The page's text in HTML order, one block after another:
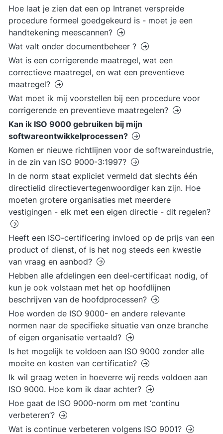
Hoe laat je zien dat een op Intranet verspreide
procedure formeel goedgekeurd is - moet je een
handtekening meescannen?
Wat valt onder documentbeheer ?
Wat is een corrigerende maatregel, wat een
correctieve maatregel, en wat een preventieve
maatregel?
Wat moet ik mij voorstellen bij een procedure voor
corrigerende en preventieve maatregelen?
Kan ik ISO 9000 gebruiken bij mijn
softwareontwikkelprocessen?
Komen er nieuwe richtlijnen voor de softwareindustrie,
in de zin van ISO 9000-3:1997?
In de norm staat expliciet vermeld dat slechts één
directielid directievertegenwoordiger kan zijn. Hoe
moeten grotere organisaties met meerdere
vestigingen - elk met een eigen directie - dit regelen?
Heeft een ISO-certificering invloed op de prijs van een
product of dienst, of is het nog steeds een kwestie
van vraag en aanbod?
Hebben alle afdelingen een deel-certificaat nodig, of
kun je ook volstaan met het op hoofdlijnen
beschrijven van de hoofdprocessen?
Hoe worden de ISO 9000- en andere relevante
normen naar de specifieke situatie van onze branche
of eigen organisatie vertaald?
Is het mogelijk te voldoen aan ISO 9000 zonder alle
moeite en kosten van certificatie?
Ik wil graag weten in hoeverre wij reeds voldoen aan
ISO 9000. Hoe kom ik daar achter?
Hoe gaat de ISO 9000-norm om met ‘continu
verbeteren’?
Wat is continue verbeteren volgens ISO 9001?